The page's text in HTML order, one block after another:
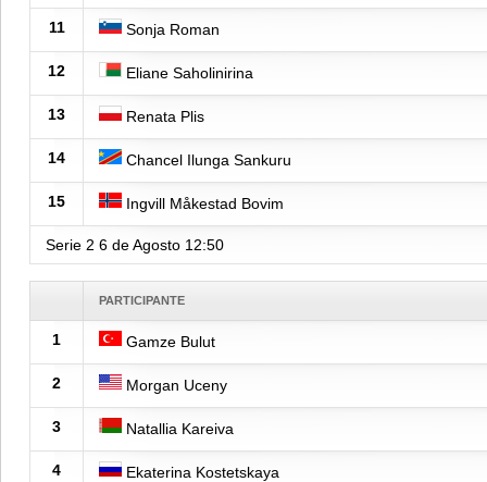
11 Sonja Roman
12 Eliane Saholinirina
13 Renata Plis
14 Chancel Ilunga Sankuru
15 Ingvill Måkestad Bovim
Serie 2 6 de Agosto 12:50
PARTICIPANTE
1 Gamze Bulut
2 Morgan Uceny
3 Natallia Kareiva
4 Ekaterina Kostetskaya